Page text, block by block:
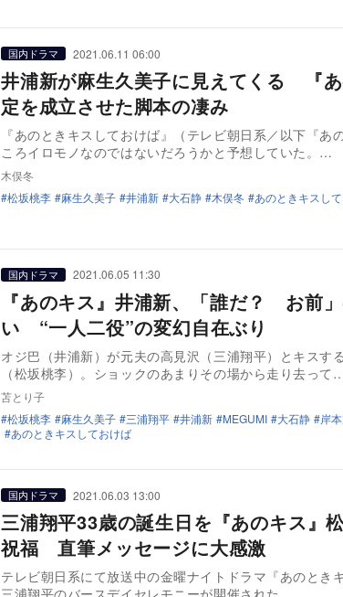
国内ドラマ 2021.06.11 06:00
井浦新が麻生久美子に見えてくる 『
定を成立させた脚本の凄み
『あのときキスしておけば』（テレビ朝日系／以下『あ
ころイロモノなのではないだろうかと予想していた。…
木俣冬
松坂桃李
麻生久美子 井浦新 大石静 木俣冬 あのときキスし
国内ドラマ 2021.06.05 11:30
『あのキス』井浦新、「誰だ？ お前
い “一人二役”の変幻自在ぶり
オジ巴（井浦新）が元夫の高見沢（三浦翔平）とキスす
（松坂桃李）。ショックのあまりその場から走り去って
苫とり子
松坂桃李
麻生久美子 三浦翔平 井浦新 MEGUMI 大石静 岸
あのときキスしておけば
国内ドラマ 2021.06.03 13:00
三浦翔平33歳の誕生日を『あのキス』
祝福 直筆メッセージに大感激
テレビ朝日系にて放送中の金曜ナイトドラマ『あのとき